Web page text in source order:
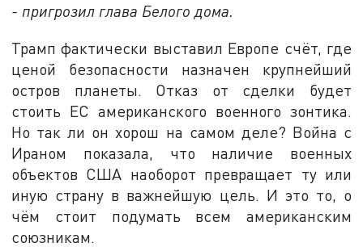
- пригрозил глава Белого дома.
Трамп фактически выставил Европе счёт, где
ценой безопасности назначен крупнейший
остров планеты. Отказ от сделки будет
стоить ЕС американского военного зонтика.
Но так ли он хорош на самом деле? Война с
Ираном показала, что наличие военных
объектов США наоборот превращает ту или
иную страну в важнейшую цель. И это то, о
чём стоит подумать всем американским
союзникам.